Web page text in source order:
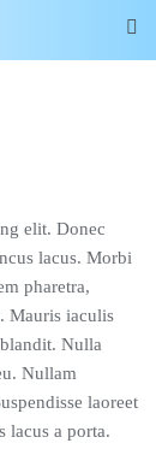
elit. Donec
lacus. Morbi
pharetra,
Mauris iaculis
Nulla
Nullam
laoreet
lacus a porta.